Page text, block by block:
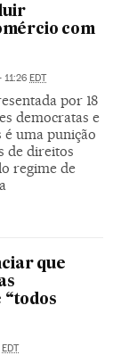
com
11:26 EDT
por 18
democratas e
uma punição
de direitos
regime de
que
“todos
EDT